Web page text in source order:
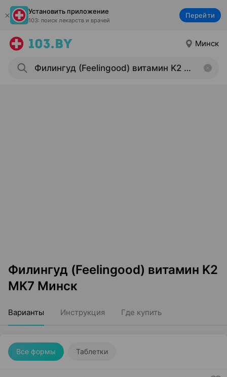
Установить приложение
103: поиск лекарств и врачей
Перейти
Минск
Филингуд (Feelingood) витамин K2
MK7 Минск
Варианты Инструкция Где купить
Все формы Таблетки